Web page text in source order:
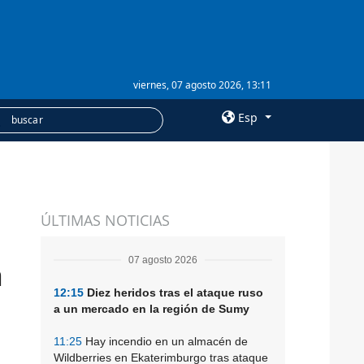
viernes, 07 agosto 2026, 13:11
Esp
Suscripción
ÚLTIMAS NOTICIAS
07 agosto 2026
12:15 Diez heridos tras el ataque ruso
a un mercado en la región de Sumy
11:25 Hay incendio en un almacén de
Wildberries en Ekaterimburgo tras ataque